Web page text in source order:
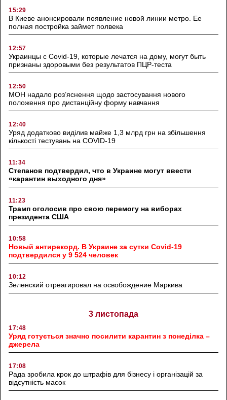
15:29
В Киеве анонсировали появление новой линии метро. Ее
полная постройка займет полвека
12:57
Украинцы с Covid-19, которые лечатся на дому, могут быть
признаны здоровыми без результатов ПЦР-теста
12:50
МОН надало роз’яснення щодо застосування нового
положення про дистанційну форму навчання
12:40
Уряд додатково виділив майже 1,3 млрд грн на збільшення
кількості тестувань на COVID-19
11:34
Степанов подтвердил, что в Украине могут ввести
«карантин выходного дня»
11:23
Трамп оголосив про свою перемогу на виборах
президента США
10:58
Новый антирекорд. В Украине за сутки Covid-19
подтвердился у 9 524 человек
10:12
Зеленский отреагировал на освобождение Маркива
3 листопада
17:48
Уряд готується значно посилити карантин з понеділка –
джерела
17:08
Рада зробила крок до штрафів для бізнесу і організацій за
відсутність масок